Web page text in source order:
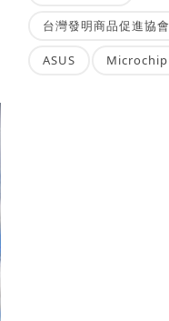
台灣發明商品促進協會
ASUS Microchip